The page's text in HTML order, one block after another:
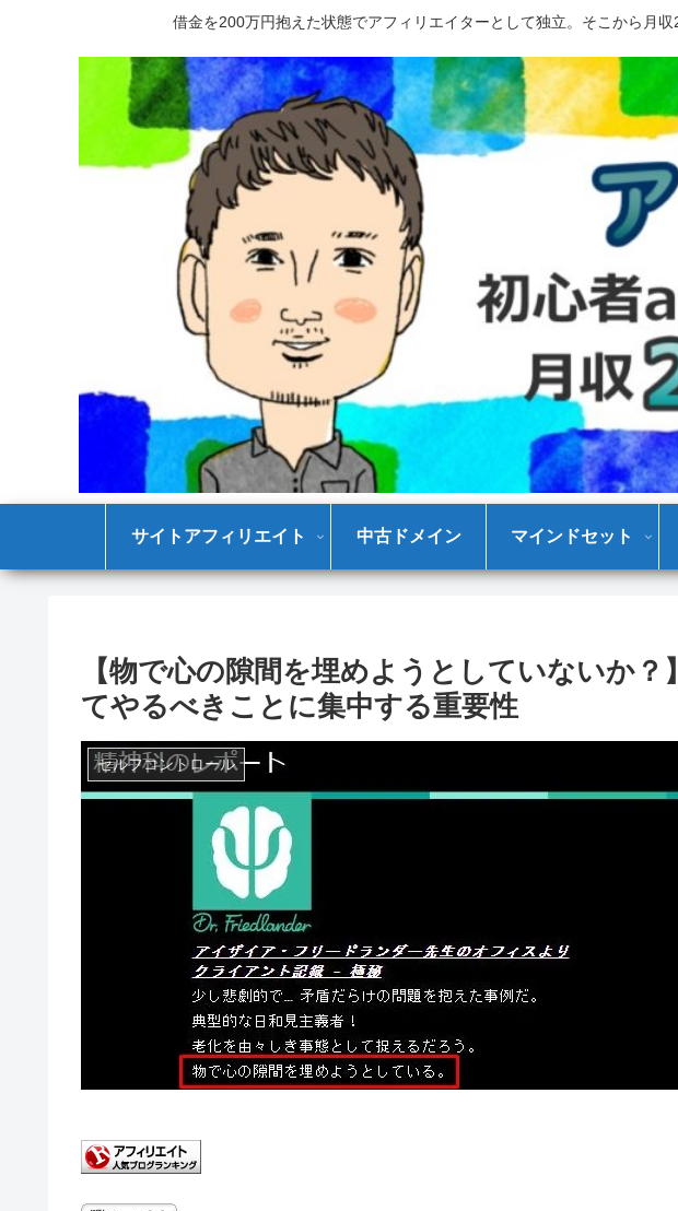
借金を200万円抱えた状態でアフィリエイターとして独立。そこから月
サイトアフィリエイト 中古ドメイン マインドセット
【物で心の隙間を埋めようとしていないか？
てやるべきことに集中する重要性
セルフコントロール